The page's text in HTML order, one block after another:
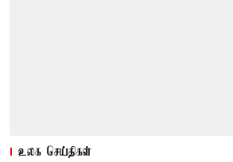
உலக செய்திகள்